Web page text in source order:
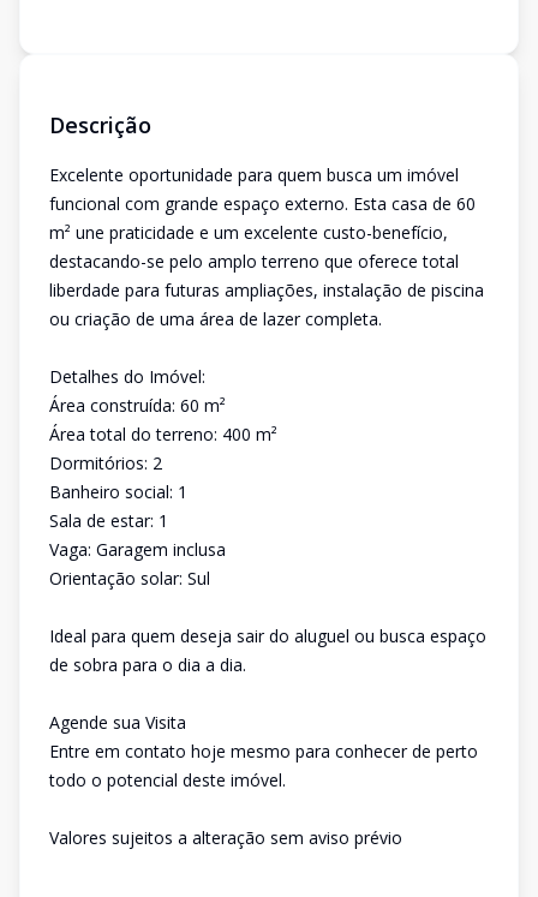
Descrição
Excelente oportunidade para quem busca um imóvel
funcional com grande espaço externo. Esta casa de 60
m² une praticidade e um excelente custo-benefício,
destacando-se pelo amplo terreno que oferece total
liberdade para futuras ampliações, instalação de piscina
ou criação de uma área de lazer completa.
Detalhes do Imóvel:
Área construída: 60 m²
Área total do terreno: 400 m²
Dormitórios: 2
Banheiro social: 1
Sala de estar: 1
Vaga: Garagem inclusa
Orientação solar: Sul
Ideal para quem deseja sair do aluguel ou busca espaço
de sobra para o dia a dia.
Agende sua Visita
Entre em contato hoje mesmo para conhecer de perto
todo o potencial deste imóvel.
Valores sujeitos a alteração sem aviso prévio